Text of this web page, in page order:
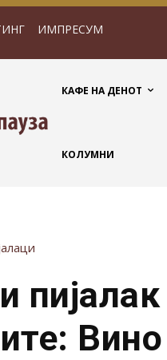
ИМПРЕСУМ
КАФЕ НА ДЕНОТ
КОЛУМНИ
пијалак
Вино